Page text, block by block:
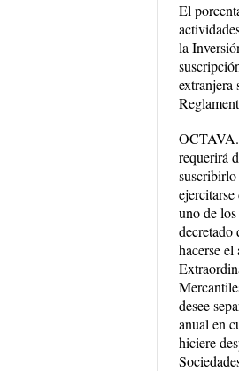
El
la
extranjera
requerirá
suscribirlo
uno de
decretado
hacerse
desee
anual en
hiciere